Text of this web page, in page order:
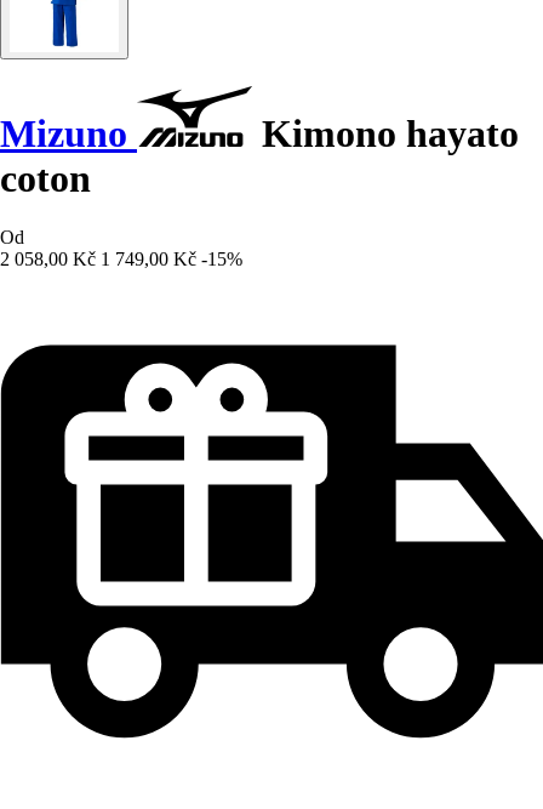
Mizuno
Kimono hayato
coton
Od
2 058,00 Kč 1 749,00 Kč -15%